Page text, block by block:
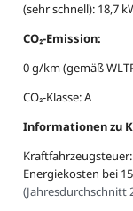
(sehr schnell): 18,7
CO₂-Emission:
0 g/km (gemäß
CO₂-Klasse: A
Informationen zu
Kraftfahrzeugsteuer:
Energiekosten bei
(Jahresdurchschnitt